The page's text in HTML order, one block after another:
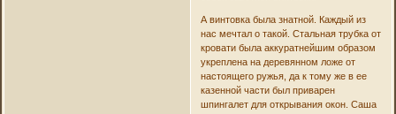
А винтовка была знатной. Каждый из
нас мечтал о такой. Стальная трубка от
кровати была аккуратнейшим образом
укреплена на деревянном ложе от
настоящего ружья, да к тому же в ее
казенной части был приварен
шпингалет для открывания окон. Саша